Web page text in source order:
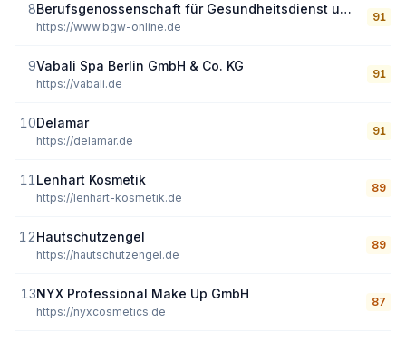
8 Berufsgenossenschaft für Gesundheitsdienst und Wohlfahrtspflege (BGW)
https://www.bgw-online.de
91
9Vabali Spa Berlin GmbH & Co. KG
https://vabali.de
91
10Delamar
https://delamar.de
91
11 Lenhart Kosmetik
https://lenhart-kosmetik.de
89
12Hautschutzengel
https://hautschutzengel.de
89
13NYX Professional Make Up GmbH
https://nyxcosmetics.de
87